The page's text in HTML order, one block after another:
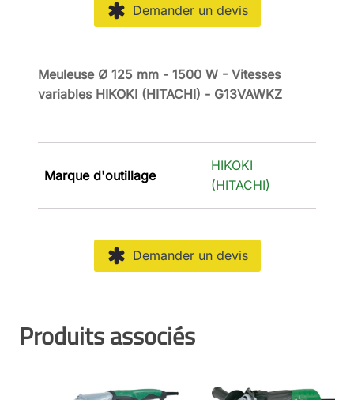
Demander un devis
Meuleuse Ø 125 mm - 1500 W - Vitesses
variables HIKOKI (HITACHI) - G13VAWKZ
Marque d'outillage
HIKOKI
(HITACHI)
Demander un devis
Produits associés